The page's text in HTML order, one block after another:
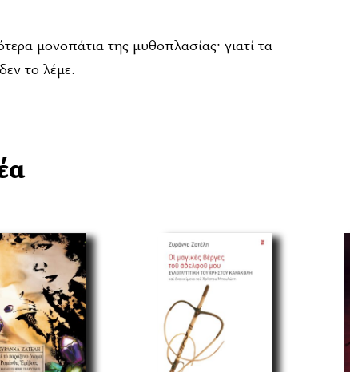
μονοπάτια της μυθοπλασίας· γιατί τα
το λέμε.